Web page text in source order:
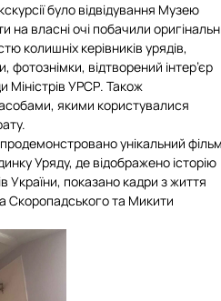
було відвідування Музею
на власні очі побачили
колишніх керівників урядів,
відтворений інтер’єр
Міністрів УРСР. Також
якими користувалися
унікальний
Уряду, де відображено історію
України, показано кадри з життя
Скоропадського та Микити